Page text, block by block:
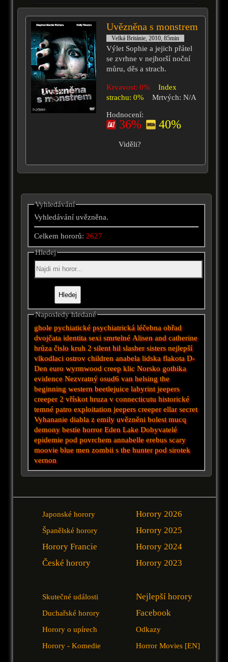
Uvězněna s monstrem
Velká Británie, 2010, 85min
Výlet Sophie a jejich přátel
se zvrhne v nejhorší noční
můru, děs a strach.
Krvavost: 0%
Index
strachu: 0%
Mrtvých: N/A
Hodnocení:
36% 40%
Viděli?
Vyhledávání
Vyhledávání uvězněna.
Celkem hororů:2627
Hledej
Naposledy hledané
ghole pychiaticképsychiatrická léčebna obřad
dvojčata identita sexi smrtelné Alisen and catherine
hrůza čislo kruh 2 silent hil slasher sisters nejlepší
vlkodlaci ostrov children anabela lidska flakota D-
Den euro wyrmwood creep klic Norsko gothika
evidence Nezvratný osud6 van helsing the
beginning western beetlejuice labyrint jeepers
creeper 2 vřískot hruza v connecticutu historické
temné patro exploitation jeepers creeper ellar secret
Vyhananie diabla z emilyuvězněni bolest mucq
demony bestie horror Eden Lake Dobyvatelé
epidemie pod povrchemannabelle erebus scary
moovie blue men zombii s the hunter podsirotek
vernon
Japonské horory
Španělské horory
Horory Francie
České horory
Horory 2026
Horory 2025
Horory 2024
Horory 2023
Skutečné události
Duchařské horory
Horory o upírech
Horory - Komedie
Nejlepší horory
Facebook
Odkazy
Horror Movies [EN]